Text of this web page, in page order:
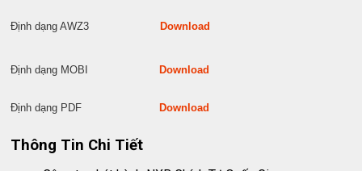
Định dạng AWZ3 Download
Định dạng MOBI Download
Định dạng PDF Download
Thông Tin Chi Tiết